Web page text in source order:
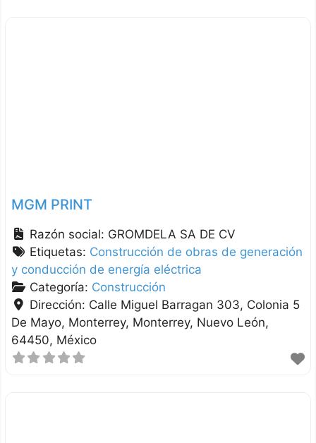
MGM PRINT
Razón social: GROMDELA SA DE CV
Etiquetas: Construcción de obras de generación
y conducción de energía eléctrica
Categoría: Construcción
Dirección: Calle Miguel Barragan 303, Colonia 5
De Mayo, Monterrey Monterrey Nuevo León
64450 México